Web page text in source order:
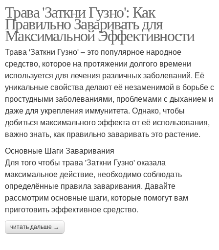
Трава 'Заткни Гузно': Как
Правильно Заваривать для
Максимальной Эффективности
Трава 'Заткни Гузно' – это популярное народное
средство, которое на протяжении долгого времени
используется для лечения различных заболеваний. Её
уникальные свойства делают её незаменимой в борьбе с
простудными заболеваниями, проблемами с дыханием и
даже для укрепления иммунитета. Однако, чтобы
добиться максимального эффекта от её использования,
важно знать, как правильно заваривать это растение.
Основные Шаги Заваривания
Для того чтобы трава 'Заткни Гузно' оказала
максимальное действие, необходимо соблюдать
определённые правила заваривания. Давайте
рассмотрим основные шаги, которые помогут вам
приготовить эффективное средство.
читать дальше →